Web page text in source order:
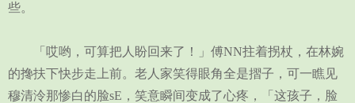
些。
「哎哟，可算把人盼回来了！」傅NN拄着拐杖，在林婉
的搀扶下快步走上前。老人家笑得眼角全是摺子，可一瞧见
穆清泠那惨白的脸sE，笑意瞬间变成了心疼，「这孩子，脸